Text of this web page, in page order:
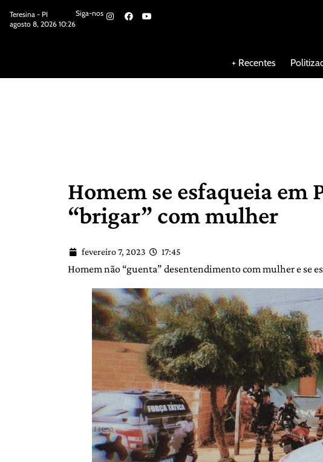
Teresina - PI
agosto 8, 2026 10:26
Siga-nos
+ Recentes
Homem se esfaqueia em
“brigar” com mulher
fevereiro 7, 2023 17:45
Homem não “guenta” desentendimento com mulher e se